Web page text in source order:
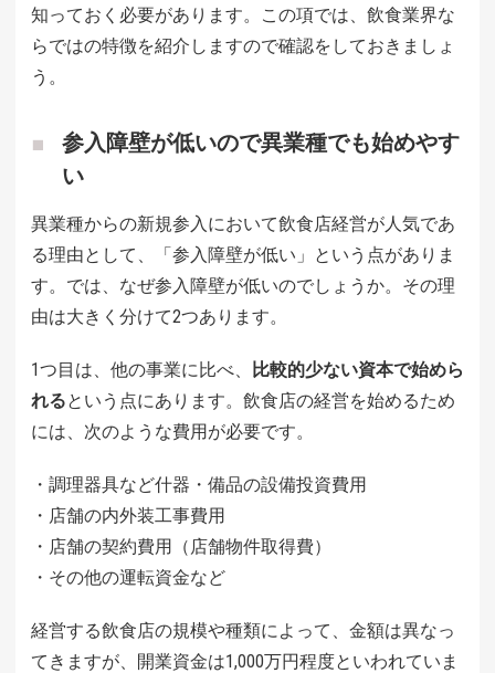
知っておく必要があります。この項では、飲食業界な
らではの特徴を紹介しますので確認をしておきましょ
う。
参入障壁が低いので異業種でも始めやす
い
異業種からの新規参入において飲食店経営が人気であ
る理由として、「参入障壁が低い」という点がありま
す。では、なぜ参入障壁が低いのでしょうか。その理
由は大きく分けて2つあります。
1つ目は、他の事業に比べ、
比較的少ない資本で始めら
れるという点にあります。飲食店の経営を始めるため
には、次のような費用が必要です。
・調理器具など什器・備品の設備投資費用
・店舗の内外装工事費用
・店舗の契約費用（店舗物件取得費）
・その他の運転資金など
経営する飲食店の規模や種類によって、金額は異なっ
てきますが、開業資金は1,000万円程度といわれていま